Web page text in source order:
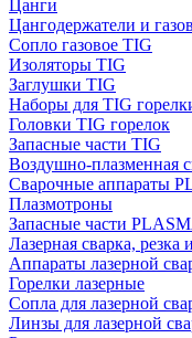
Цанги
Цангодержатели и
Сопло газовое TIG
Изоляторы TIG
Заглушки TIG
Наборы для TIG
Головки TIG горелок
Запасные части TIG
Воздушно-плазменная
Сварочные аппараты
Плазмотроны
Запасные части
Лазерная сварка, резка
Аппараты лазерной
Горелки лазерные
Сопла для лазерной
Линзы для лазерной